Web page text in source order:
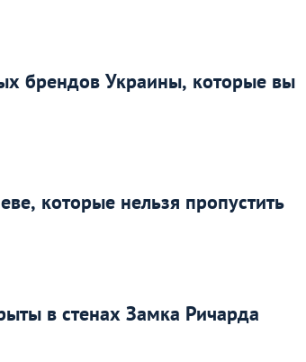
брендов Украины, которые вы
которые нельзя пропустить
в стенах Замка Ричарда